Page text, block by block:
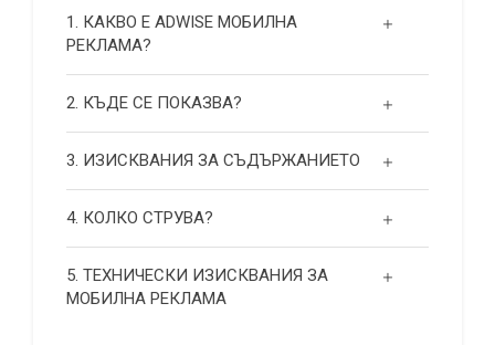
1. КАКВО Е ADWISE МОБИЛНА
РЕКЛАМА?
2. КЪДЕ СЕ ПОКАЗВА?
3. ИЗИСКВАНИЯ ЗА СЪДЪРЖАНИЕТО
4. КОЛКО СТРУВА?
5. ТЕХНИЧЕСКИ ИЗИСКВАНИЯ ЗА
МОБИЛНА РЕКЛАМА